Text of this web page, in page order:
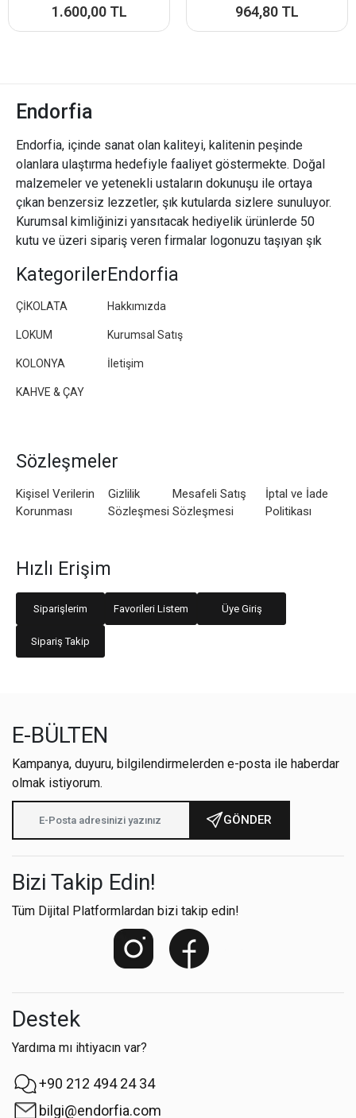
1.600,00 TL 964,80 TL
Endorfia
Endorfia, içinde sanat olan kaliteyi, kalitenin peşinde
olanlara ulaştırma hedefiyle faaliyet göstermekte. Doğal
malzemeler ve yetenekli ustaların dokunuşu ile ortaya
çıkan benzersiz lezzetler, şık kutularda sizlere sunuluyor.
Kurumsal kimliğinizi yansıtacak hediyelik ürünlerde 50
kutu ve üzeri sipariş veren firmalar logonuzu taşıyan şık
Kategoriler
ÇİKOLATA
LOKUM
KOLONYA
KAHVE & ÇAY
Endorfia
Hakkımızda
Kurumsal Satış
İletişim
Sözleşmeler
Kişisel Verilerin
Korunması
Gizlilik
Sözleşmesi
Mesafeli Satış
Sözleşmesi
İptal ve İade
Politikası
Hızlı Erişim
Siparişlerim Favorileri Listem Üye Giriş
Sipariş Takip
E-BÜLTEN
Kampanya, duyuru, bilgilendirmelerden e-posta ile haberdar
olmak istiyorum.
GÖNDER
Bizi Takip Edin!
Tüm Dijital Platformlardan bizi takip edin!
Destek
Yardıma mı ihtiyacın var?
+90 212 494 24 34
bilgi@endorfia.com